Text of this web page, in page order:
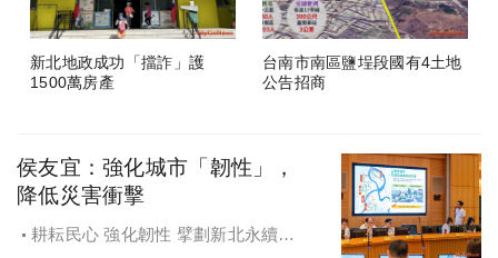
新北地政成功「擋詐」護
1500萬房產
台南市南區鹽埕段國有4土地
公告招商
侯友宜：強化城市「韌性」，
降低災害衝擊
耕耘民心 強化韌性 擘劃新北永續宜